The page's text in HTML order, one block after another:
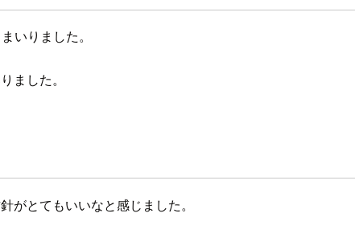
いりました。
ました。
がとてもいいなと感じました。